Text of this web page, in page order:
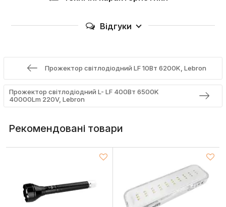
Відгуки
Прожектор світлодіодний LF 10Вт 6200K, Lebron
Прожектор світлодіодний L- LF 400Вт 6500K
40000Lm 220V, Lebron
Рекомендовані товари